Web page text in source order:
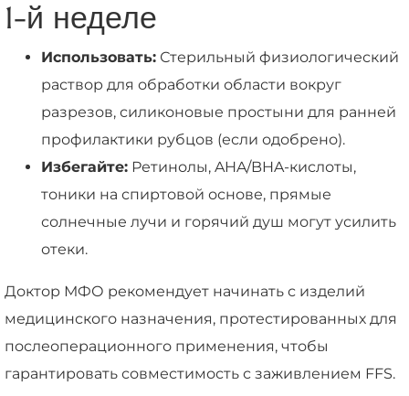
1-й неделе
Использовать: Стерильный физиологический
раствор для обработки области вокруг
разрезов, силиконовые простыни для ранней
профилактики рубцов (если одобрено).
Избегайте: Ретинолы, AHA/BHA-кислоты,
тоники на спиртовой основе, прямые
солнечные лучи и горячий душ могут усилить
отеки.
Доктор МФО рекомендует начинать с изделий
медицинского назначения, протестированных для
послеоперационного применения, чтобы
гарантировать совместимость с заживлением FFS.